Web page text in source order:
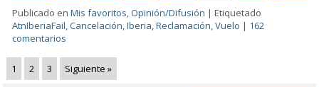
Publicado en Mis favoritos, Opinión/Difusión |Etiquetado
AtnIberiaFail,Cancelación,Iberia,Reclamación,Vuelo | 162
comentarios
1 2 3 Siguiente »